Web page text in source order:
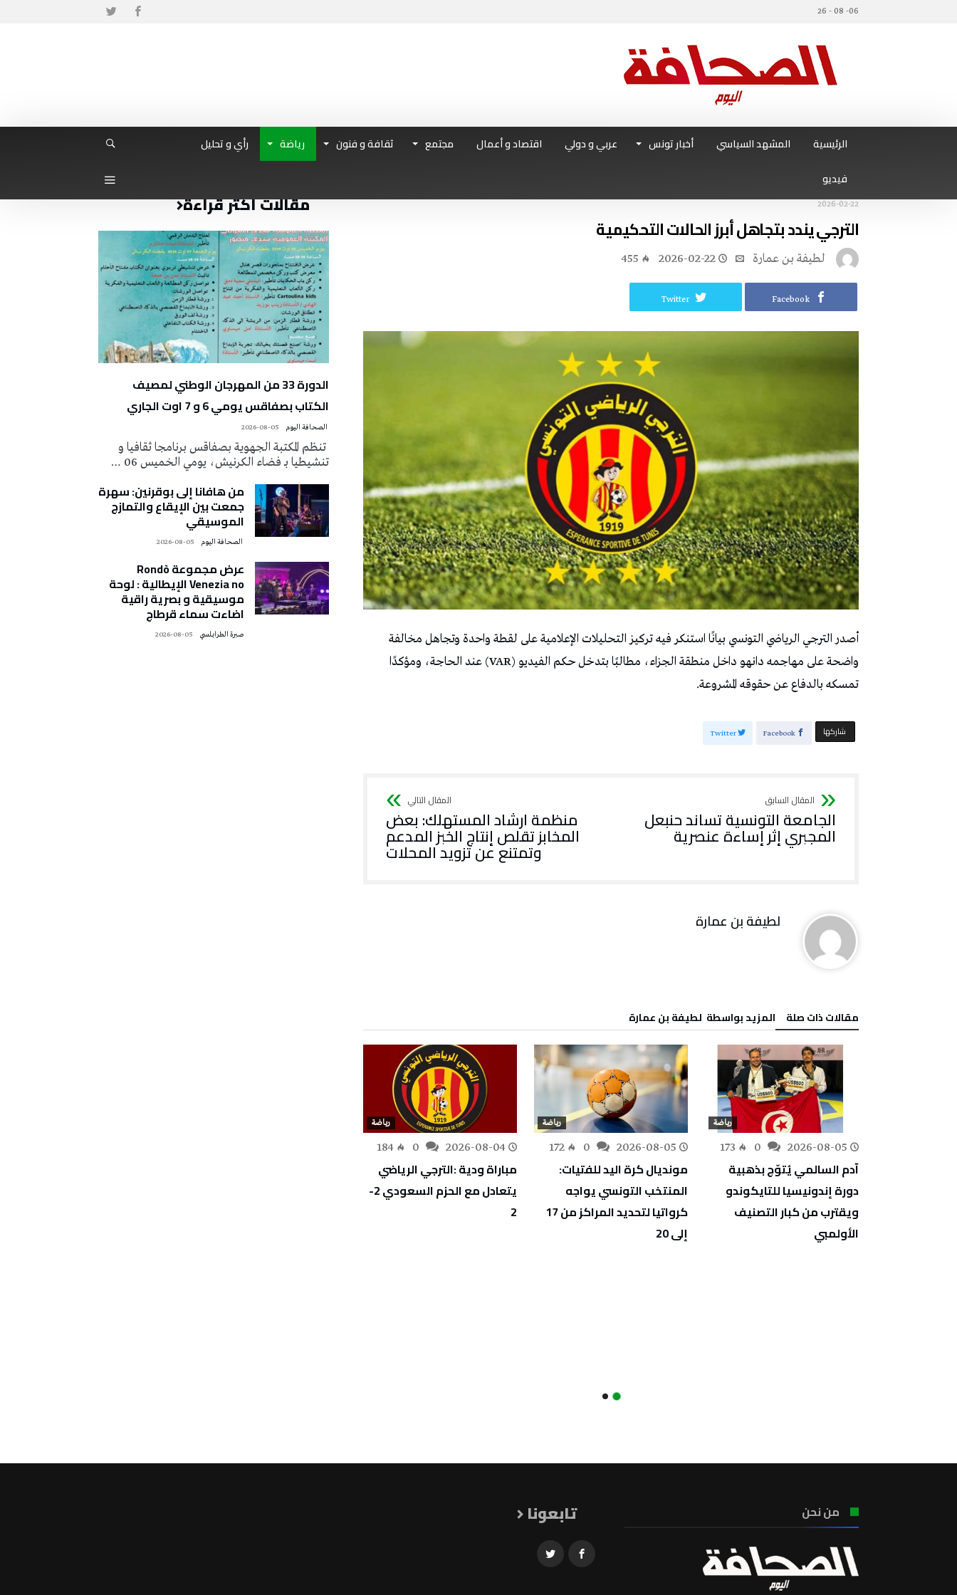
06- 08 - 26
الرئيسية المشهد السياسي أخبار تونس عربي و دولي اقتصاد و أعمال مجتمع ثقافة و فنون رياضة
رأي و تحليل
فيديو
2026-02-22
الترجي يندد بتجاهل أبرز الحالات التحكيمية
لطيفة بن عمارة 2026-02-22
455
Facebook
Twitter
أصدر الترجي الرياضي التونسي بيانًا استنكر فيه تركيز التحليلات الإعلامية على لقطة واحدة وتجاهل مخالفة
واضحة على مهاجمه دانهو داخل منطقة الجزاء، مطالبًا بتدخل حكم الفيديو (VAR) عند الحاجة، ومؤكدًا
تمسكه بالدفاع عن حقوقه المشروعة.
‫‫ شاركها‬ Facebook
Twitter
الجامعة التونسية تساند حنبعل
المجبري إثر إساءة عنصرية
منظمة ارشاد المستهلك: بعض
المخابز تقلص إنتاج الخبز المدعم
وتمتنع عن تزويد المحلات
لطيفة بن عمارة
‫مقالات ذات صلة‬ ‫‫المزيد بواسطة‬ ‬ لطيفة بن عمارة
رياضة
2026-08-05
173
آدم السالمي يُتوّج بذهبية
دورة إندونيسيا للتايكوندو
ويقترب من كبار التصنيف
الأولمبي
رياضة
2026-08-05
172
مونديال كرة اليد للفتيات:
المنتخب التونسي يواجه
كرواتيا لتحديد المراكز من 17
إلى 20
رياضة
2026-08-04
184
مباراة ودية :الترجي الرياضي
يتعادل مع الحزم السعودي 2-
2
مقالات أكثر قراءة
الدورة 33 من المهرجان الوطني لمصيف
الكتاب بصفاقس يومي 6 و 7 اوت الجاري
2026-08-05
تنظم المكتبة الجهوية بصفاقس برنامجا ثقافيا و
تنشيطيا بـ فضاء الكرنيش، يومي الخميس 06 …
من هافانا إلى بوقرنين: سهرة
جمعت بين الإيقاع والتمازج
الموسيقي
2026-08-05
عرض مجموعة Rondò
Venezia no الإيطالية : لوحة
موسيقية و بصرية راقية
اضاءت سماء قرطاج
صبرة الطرابلسي 2026-08-05
من نحن تابعونا